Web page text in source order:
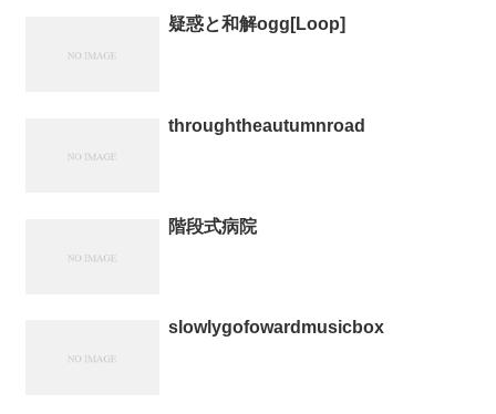
疑惑と和解ogg[Loop]
throughtheautumnroad
階段式病院
slowlygofowardmusicbox